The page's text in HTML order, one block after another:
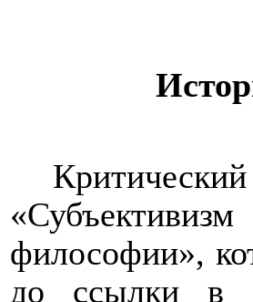
философии»,
до ссылки в